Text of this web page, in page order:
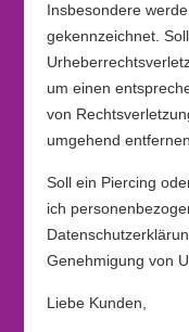
Insbesondere
gekennzeichnet.
um einen
von
umgehend entfernen.
Soll ein Piercing
ich
Genehmigung von
Liebe Kunden,